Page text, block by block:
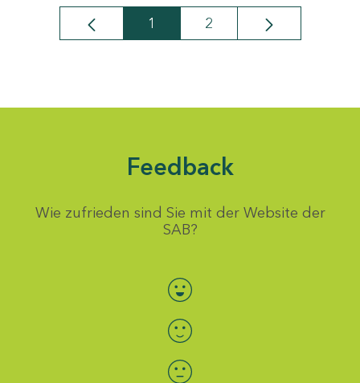
Seite
1 Seite
2
Feedback
Wie zufrieden sind Sie mit der Website der
SAB?
Bewertung auswählen